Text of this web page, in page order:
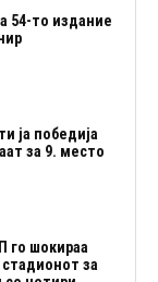
54-то издание
ја победија
за 9. место
го шокираа
за